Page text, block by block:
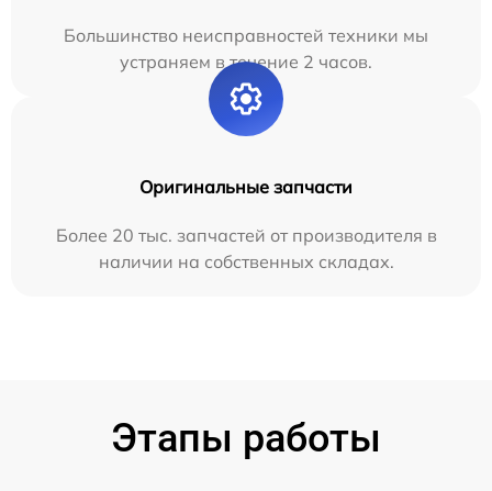
Большинство неисправностей техники мы
устраняем в течение 2 часов.
Оригинальные запчасти
Более 20 тыс. запчастей от производителя в
наличии на собственных складах.
Этапы работы